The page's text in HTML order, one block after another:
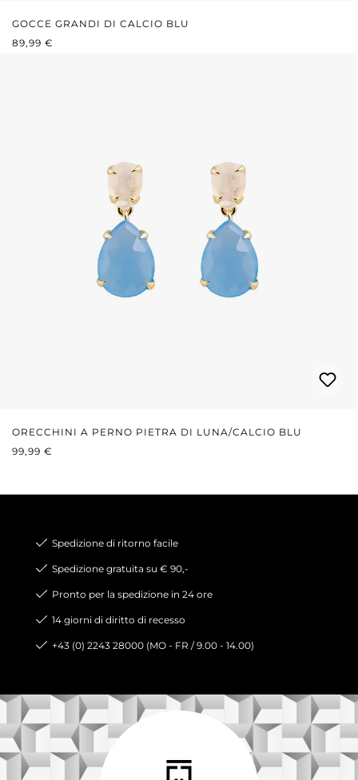
GOCCE GRANDI DI CALCIO BLU
PREZZO NORMALE:
89,99 €
ORECCHINI A PERNO PIETRA DI LUNA/CALCIO BLU
PREZZO NORMALE:
99,99 €
Spedizione di ritorno facile
Spedizione gratuita su € 90,-
Pronto per la spedizione in 24 ore
14 giorni di diritto di recesso
+43 (0) 2243 28000 (MO - FR / 9.00 - 14.00)